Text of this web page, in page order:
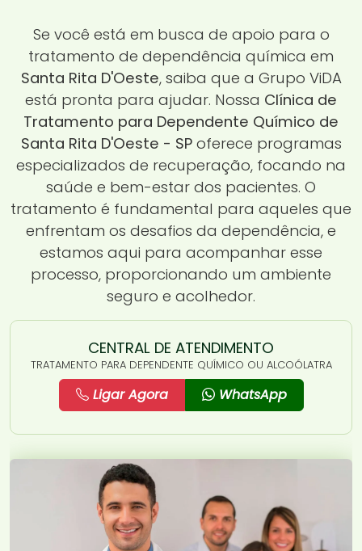
Se você está em busca de apoio para o
tratamento de dependência química em
Santa Rita D'Oeste, saiba que a Grupo ViDA
está pronta para ajudar. Nossa Clínica de
Tratamento para Dependente Químico de
Santa Rita D'Oeste - SPoferece programas
especializados de recuperação, focando na
saúde e bem-estar dos pacientes. O
tratamento é fundamental para aqueles que
enfrentam os desafios da dependência, e
estamos aqui para acompanhar esse
processo, proporcionando um ambiente
seguro e acolhedor.
CENTRAL DE ATENDIMENTO
TRATAMENTO PARA DEPENDENTE QUÍMICO OU ALCOÓLATRA
Ligar Agora WhatsApp